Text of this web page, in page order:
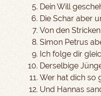
Dein Will
Die Schar aber
Von den
Simon Petrus
Ich folge dir
Derselbige
Wer hat dich so
Und Hannas